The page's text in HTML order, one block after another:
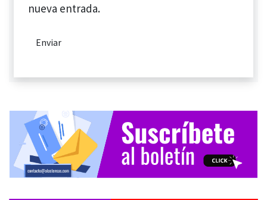
nueva entrada.